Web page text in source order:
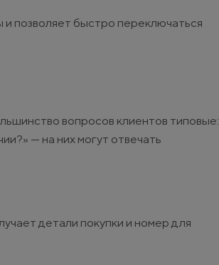
позволяет быстро переключаться
вопросов клиентов типовые:
— на них могут отвечать
детали покупки и номер для